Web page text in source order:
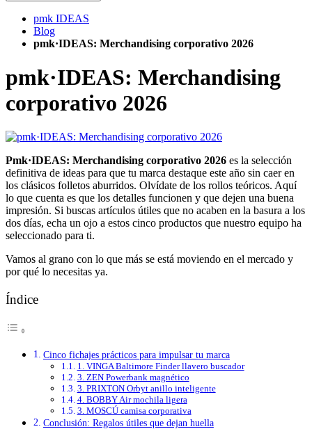
pmk IDEAS
Blog
pmk·IDEAS: Merchandising corporativo 2026
pmk·IDEAS: Merchandising
corporativo 2026
Pmk·IDEAS: Merchandising corporativo 2026 es la selección
definitiva de ideas para que tu marca destaque este año sin caer en
los clásicos folletos aburridos. Olvídate de los rollos teóricos. Aquí
lo que cuenta es que los detalles funcionen y que dejen una buena
impresión. Si buscas artículos útiles que no acaben en la basura a los
dos días, echa un ojo a estos cinco productos que nuestro equipo ha
seleccionado para ti.
Vamos al grano con lo que más se está moviendo en el mercado y
por qué lo necesitas ya.
Índice
Cinco fichajes prácticos para impulsar tu marca
1. VINGA Baltimore Finder llavero buscador
3. ZEN Powerbank magnético
3. PRIXTON Orbyt anillo inteligente
4. BOBBY Air mochila ligera
3. MOSCÚ camisa corporativa
Conclusión: Regalos útiles que dejan huella